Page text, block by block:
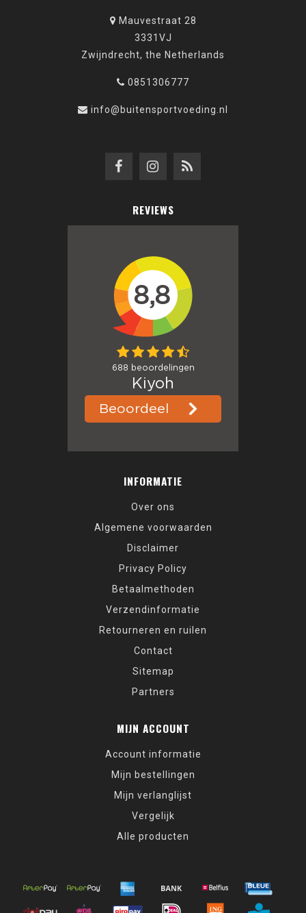
Mauvestraat 28
3331VJ
Zwijndrecht, the Netherlands
0851306777
info@buitensportvoeding.nl
REVIEWS
INFORMATIE
Over ons
Algemene voorwaarden
Disclaimer
Privacy Policy
Betaalmethoden
Verzendinformatie
Retourneren en ruilen
Contact
Sitemap
Partners
MIJN ACCOUNT
Account informatie
Mijn bestellingen
Mijn verlanglijst
Vergelijk
Alle producten